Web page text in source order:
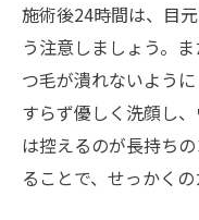
施術後24時間は、目
う注意しましょう。
つ毛が潰れないよう
すらず優しく洗顔し
は控えるのが長持ち
ることで、せっかくの